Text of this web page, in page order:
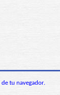
tu navegador.